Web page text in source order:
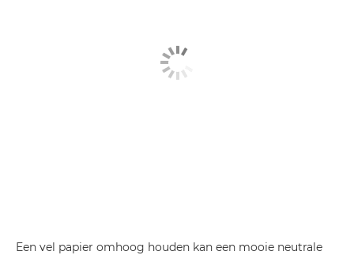
Een vel papier omhoog houden kan een mooie neutrale